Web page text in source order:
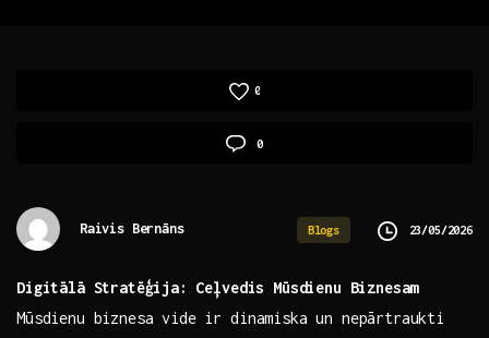
0
0
Raivis Bernāns Blogs 23/05/2026
Digitālā‌ Stratēģija:⁣ Ceļvedis Mūsdienu ​Biznesam
Mūsdienu ‍biznesa vide ir ‌dinamiska un nepārtraukti‌